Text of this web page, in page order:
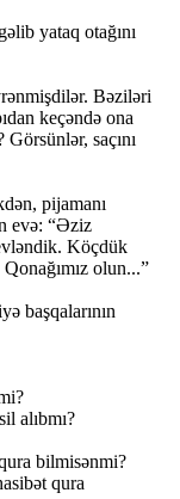
yataq otağını
Bəziləri
keçəndə ona
saçını
pijamanı
evə: “Əziz
Köçdük
olun...”
başqalarının
alıbmı?
bilmisənmi?
qura